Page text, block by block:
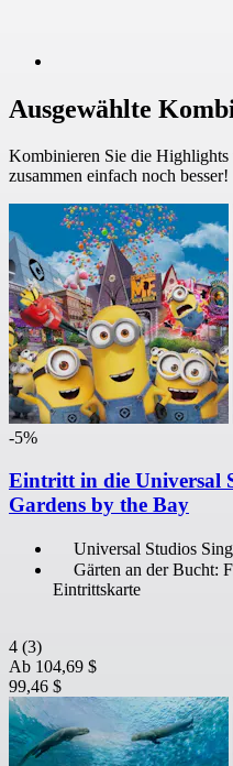
Ausgewählte
Kombinieren Sie die Highlights
zusammen einfach noch besser!
-5%
Eintritt in die Universal
Gardens by the Bay
Universal Studios
Gärten an der Bucht:
Eintrittskarte
4 (3)
Ab 104,69 $
99,46 $